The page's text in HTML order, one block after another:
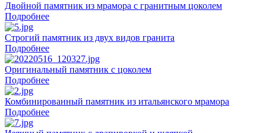
Двойной памятник из мрамора с гранитным цоколем
Подробнее
Строгий памятник из двух видов гранита
Подробнее
Оригинальный памятник с цоколем
Подробнее
Комбинированный памятник из итальянского мрамора
Подробнее